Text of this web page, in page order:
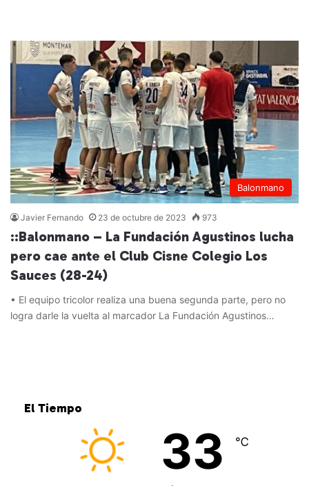
Balonmano
Javier Fernando 23 de octubre de 2023 973
::Balonmano – La Fundación Agustinos lucha
pero cae ante el Club Cisne Colegio Los
Sauces (28-24)
• El equipo tricolor realiza una buena segunda parte, pero no
logra darle la vuelta al marcador La Fundación Agustinos…
El Tiempo
33 ℃